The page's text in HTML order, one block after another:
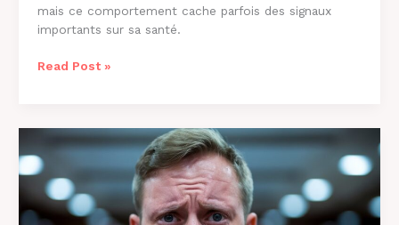
mais ce comportement cache parfois des signaux
importants sur sa santé.
Pourquoi
Langue
:
8
Causes
Read Post »